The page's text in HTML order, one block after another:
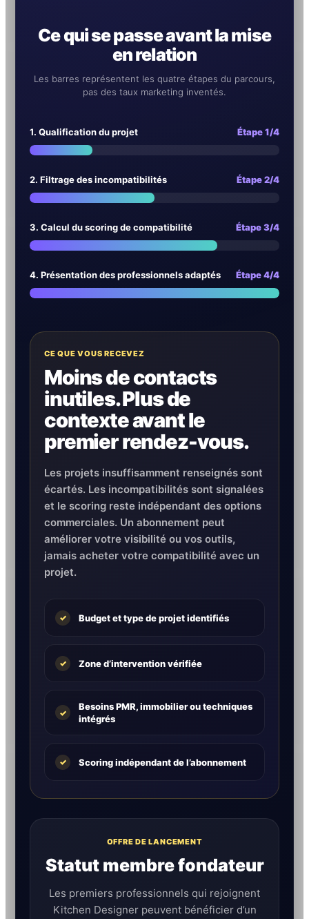
Ce qui se passe avant la mise
en relation
Les barres représentent les quatre étapes du parcours,
pas des taux marketing inventés.
1. Qualification du projet Étape 1/4
2. Filtrage des incompatibilités Étape 2/4
3. Calcul du scoring de compatibilité Étape 3/4
4. Présentation des professionnels adaptés Étape 4/4
CE QUE VOUS RECEVEZ
Moins de contacts
inutiles. Plus de
contexte avant le
premier rendez-vous.
Les projets insuffisamment renseignés sont
écartés. Les incompatibilités sont signalées
et le scoring reste indépendant des options
commerciales. Un abonnement peut
améliorer votre visibilité ou vos outils,
jamais acheter votre compatibilité avec un
projet.
✓ Budget et type de projet identifiés
✓ Zone d’intervention vérifiée
✓
Besoins PMR, immobilier ou techniques
intégrés
✓ Scoring indépendant de l’abonnement
OFFRE DE LANCEMENT
Statut membre fondateur
Les premiers professionnels qui rejoignent
Kitchen Designer peuvent bénéficier d’un